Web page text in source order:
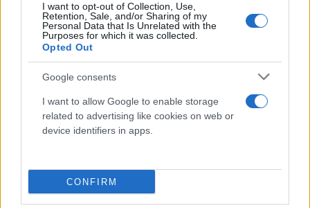
I want to opt-out of Collection, Use,
Retention, Sale, and/or Sharing of my
Personal Data that Is Unrelated with the
Purposes for which it was collected.
Opted Out
Google consents
I want to allow Google to enable storage
related to advertising like cookies on web or
device identifiers in apps.
CONFIRM
σε παγκόσμιες συνόδους, με πιο πρόσφατη εκείνη
του Παγκοσμίου Οργανισμού Υγείας, εξαιτίας των
αντιρρήσεων του Κινεζικού Κομμουνιστικού
Ταϊβάν να στείλει τους ηγέτες της σε παγκόσμια
φόρουμ, δεν μπορούν να εμποδίσουν τους ξένους